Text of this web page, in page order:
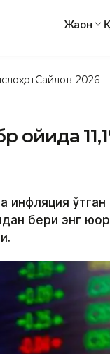
Жаҳон
Сайлов-2026
инфляция
бери энг